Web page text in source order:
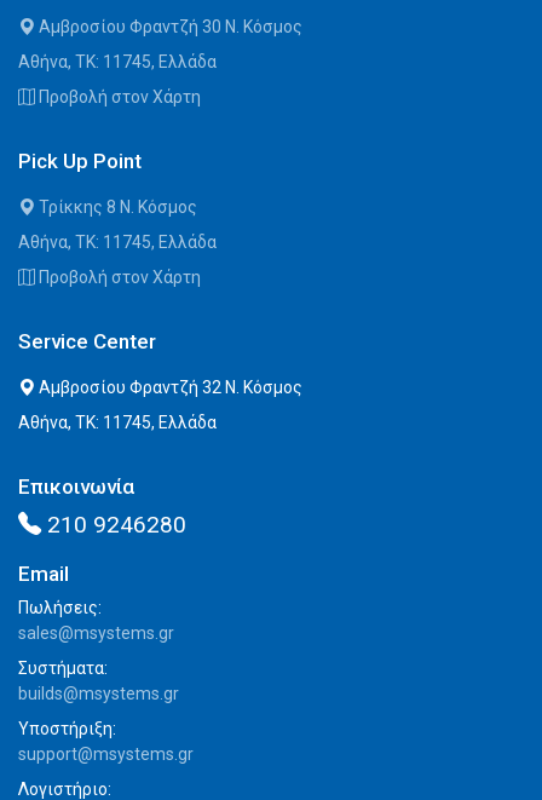
Αμβροσίου Φραντζή 30 Ν. Κόσμος
Αθήνα, ΤΚ: 11745, Ελλάδα
Προβολή στον Χάρτη
Pick Up Point
Τρίκκης 8 Ν. Κόσμος
Αθήνα, ΤΚ: 11745, Ελλάδα
Προβολή στον Χάρτη
Service Center
Αμβροσίου Φραντζή 32 Ν. Κόσμος
Αθήνα, ΤΚ: 11745, Ελλάδα
Επικοινωνία
210 9246280
Email
Πωλήσεις:
sales@msystems.gr
Συστήματα:
builds@msystems.gr
Υποστήριξη:
support@msystems.gr
Λογιστήριο: